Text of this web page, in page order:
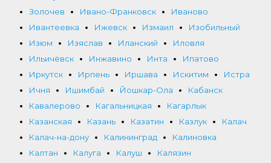
Золочев
Ивано-Франковск
Иваново
Ивантеевка
Ижевск Измаил
Изобильный
Изюм
Изяслав Иланский
Иловля
Ильичёвск
Инжавино Инта
Ипатово
Иркутск
Ирпень Иршава Искитим
Истра
Ичня
Ишимбай Йошкар-Ола
Кабанск
Кавалерово
Кагальницкая
Кагарлык
Казанская
Казань Казатин Казлук
Калач
Калач-на-дону
Калининград
Калиновка
Калтан
Калуга Калуш
Калязин